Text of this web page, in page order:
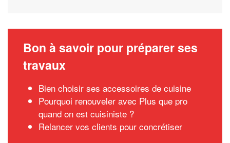
Bon à savoir pour préparer ses
travaux
Bien choisir ses accessoires de cuisine
Pourquoi renouveler avec Plus que pro
quand on est cuisiniste ?
Relancer vos clients pour concrétiser